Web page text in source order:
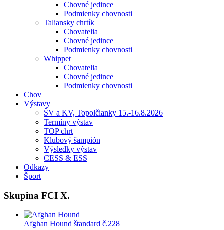
Chovné jedince
Podmienky chovnosti
Taliansky chrtík
Chovatelia
Chovné jedince
Podmienky chovnosti
Whippet
Chovatelia
Chovné jedince
Podmienky chovnosti
Chov
Výstavy
ŠV a KV, Topolčianky 15.-16.8.2026
Termíny výstav
TOP chrt
Klubový šampión
Výsledky výstav
CESS & ESS
Odkazy
Šport
Skupina FCI X.
Afghan Hound štandard č.228